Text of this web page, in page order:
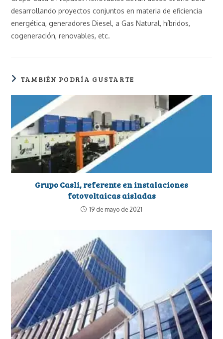
desarrollando proyectos conjuntos en materia de eficiencia
energética, generadores Diesel, a Gas Natural, híbridos,
cogeneración, renovables, etc.
TAMBIÉN PODRÍA GUSTARTE
Grupo Casli, referente en instalaciones
fotovoltaicas aisladas
19 de mayo de 2021